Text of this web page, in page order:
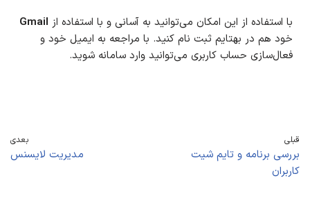
با استفاده از این امکان می‌توانید به آسانی و با استفاده از Gmail
خود هم در بهتایم ثبت نام کنید. با مراجعه به ایمیل خود و
فعال‌سازی حساب کاربری می‌توانید وارد سامانه شوید.
قبلی
بررسی برنامه و تایم شیت
کاربران
بعدی
مدیریت لایسنس